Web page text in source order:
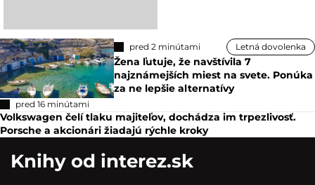
pred 2 minútami Letná dovolenka
Žena ľutuje, že navštívila 7
najznámejších miest na svete. Ponúka
za ne lepšie alternatívy
pred 16 minútami
Volkswagen čelí tlaku majiteľov, dochádza im trpezlivosť.
Porsche a akcionári žiadajú rýchle kroky
Knihy od interez.sk